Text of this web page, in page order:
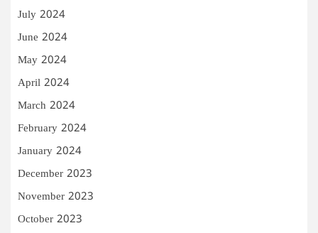
July 2024
June 2024
May 2024
April 2024
March 2024
February 2024
January 2024
December 2023
November 2023
October 2023